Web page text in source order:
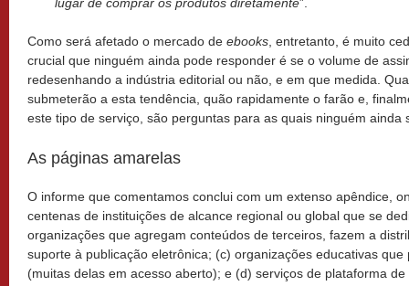
Como será afetado o mercado de ebooks , entretanto, é muito
crucial que ninguém ainda pode responder é se o volume de
redesenhando a indústria editorial ou não, e em que medida.
submeterão a esta tendência, quão rapidamente o farão e,
este tipo de serviço, são perguntas para as quais ninguém ainda
As páginas amarelas
O informe que comentamos conclui com um extenso apêndice,
centenas de instituições de alcance regional ou global que se
organizações que agregam conteúdos de terceiros, fazem a
suporte à publicação eletrônica; (c) organizações educativas que
(muitas delas em acesso aberto); e (d) serviços de plataforma